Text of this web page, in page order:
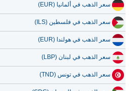
سعر الذهب في ألمانيا (EUR)
سعر الذهب في فلسطين (ILS)
سعر الذهب في هولندا (EUR)
سعر الذهب في لبنان (LBP)
سعر الذهب في تونس (TND)